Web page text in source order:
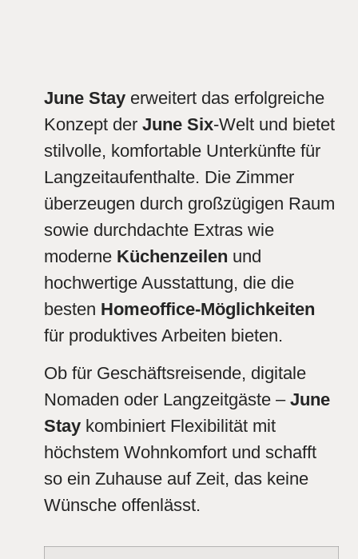
June Stayerweitert das erfolgreiche
Konzept der June Six-Welt und bietet
stilvolle, komfortable Unterkünfte für
Langzeitaufenthalte. Die Zimmer
überzeugen durch großzügigen Raum
sowie durchdachte Extras wie
moderne Küchenzeilen und
hochwertige Ausstattung, die die
besten Homeoffice-Möglichkeiten
für produktives Arbeiten bieten.
Ob für Geschäftsreisende, digitale
Nomaden oder Langzeitgäste – June
Staykombiniert Flexibilität mit
höchstem Wohnkomfort und schafft
so ein Zuhause auf Zeit, das keine
Wünsche offenlässt.